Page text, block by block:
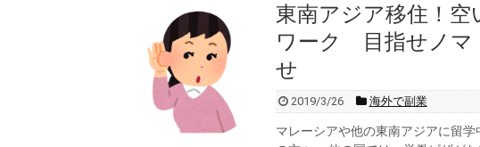
東南アジア移住！
ワーク 目指せノマ
せ
2019/3/26 海外で副業
マレーシアや他の東南アジアに留